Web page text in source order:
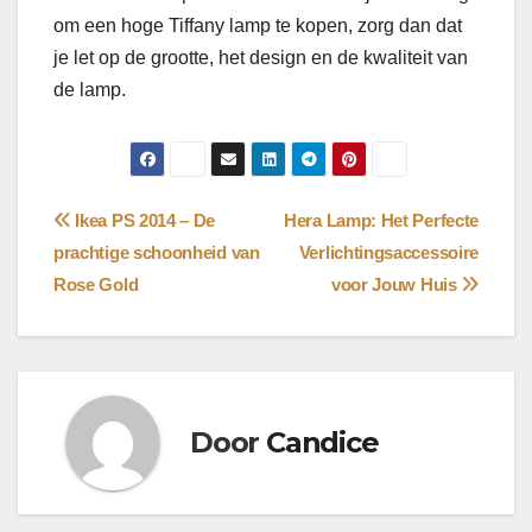
om een hoge Tiffany lamp te kopen, zorg dan dat
je let op de grootte, het design en de kwaliteit van
de lamp.
Bericht
navigatie
Hera Lamp: Het Perfecte
Verlichtingsaccessoire
voor Jouw Huis
Ikea PS 2014 – De
prachtige schoonheid van
Rose Gold
Door Candice